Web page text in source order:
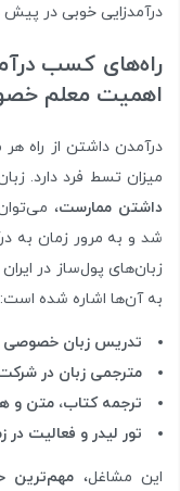
درآمدزایی خوبی در پیش
راه‌های کسب
اهمیت معلم
درآمدن داشتن از راه هر
میزان تسط فرد دارد.
داشتن ممارست،
شد و به مرور زمان به
زبان‌های پول‌ساز در
به آن‌‌ها اشاره شده است:
تدریس زبان خصوصی
مترجمی زبان در
ترجمه کتاب، متن و
تور لیدر و فعالیت
این مشاغل، مهم‌ترین